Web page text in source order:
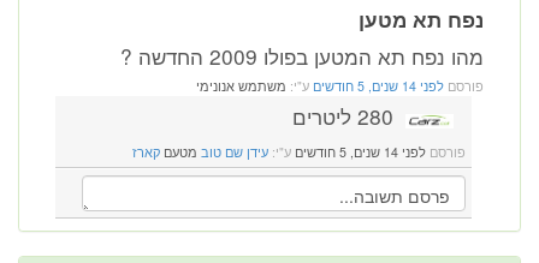
נפח תא מטען
מהו נפח תא המטען בפולו 2009 החדשה ?
פורסם לפני 14 שנים, 5 חודשים ע"י: משתמש אנונימי
280 ליטרים
פורסם לפני 14 שנים, 5 חודשים ע"י: עידן שם טוב מטעם קארז